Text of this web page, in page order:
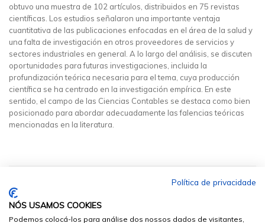
obtuvo una muestra de 102 artículos, distribuidos en 75 revistas
científicas. Los estudios señalaron una importante ventaja
cuantitativa de las publicaciones enfocadas en el área de la salud y
una falta de investigación en otros proveedores de servicios y
sectores industriales en general. A lo largo del análisis, se discuten
oportunidades para futuras investigaciones, incluida la
profundización teórica necesaria para el tema, cuya producción
científica se ha centrado en la investigación empírica. En este
sentido, el campo de las Ciencias Contables se destaca como bien
posicionado para abordar adecuadamente las falencias teóricas
mencionadas en la literatura.
Política de privacidade
NÓS USAMOS COOKIES
Podemos colocá-los para análise dos nossos dados de visitantes,